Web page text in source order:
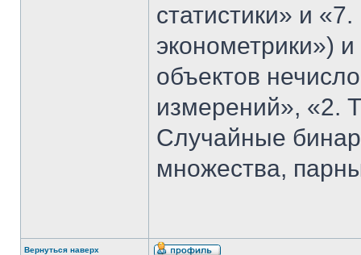
статистики» и
эконометрики»)
объектов
измерений», «2.
Случайные
множества,
Вернуться наверх